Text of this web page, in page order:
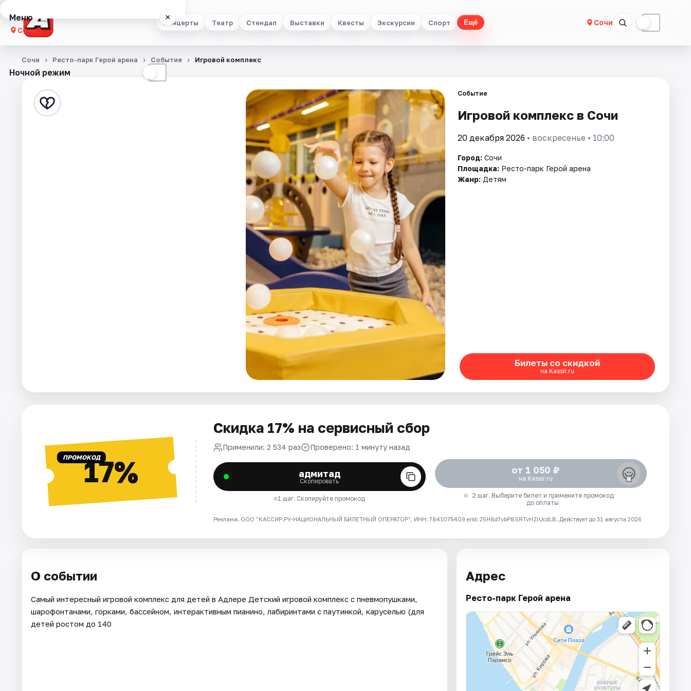
Концерты Театр Стендап Выставки Квесты Экскурсии Спорт Ещё Сочи ☾
Меню ×
Сочи
Концерты
Стендап
Ночной режим ☾
Сочи Ресто-парк Герой арена События Игровой комплекс
Событие
Игровой комплекс в Сочи
20 декабря 2026 • воскресенье • 10:00
Город: Сочи
Площадка: Ресто-парк Герой арена
Жанр: Детям
Билеты со скидкой
на Kassir.ru
ПРОМОКОД17%
Скидка 17% на сервисный сбор
Применили: 2 534 раз Проверено: 1 минуту назад
адмитад
Скопировать
1 шаг. Скопируйте промокод
от 1 050 ₽
на Kassir.ru
2 шаг. Выберите билет и примените промокод
до оплаты
Реклама. ООО "КАССИР.РУ-НАЦИОНАЛЬНЫЙ БИЛЕТНЫЙ ОПЕРАТОР", ИНН: 7841075409 erid: 25H8d7vbP8SRTvHZrUcdLB. Действует до 31 августа 2026
О событии
Самый интересный игровой комплекс для детей в Адлере Детский игровой комплекс с пневмопушками,
шарофонтанами, горками, бассейном, интерактивным пианино, лабиринтами с паутинкой, каруселью (для
детей ростом до 140
Адрес
Ресто-парк Герой арена